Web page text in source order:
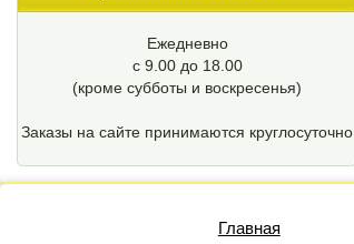
Ежедневно
с 9.00 до 18.00
(кроме cубботы и воскресенья)
Заказы на сайте принимаются круглосуточно
Главная